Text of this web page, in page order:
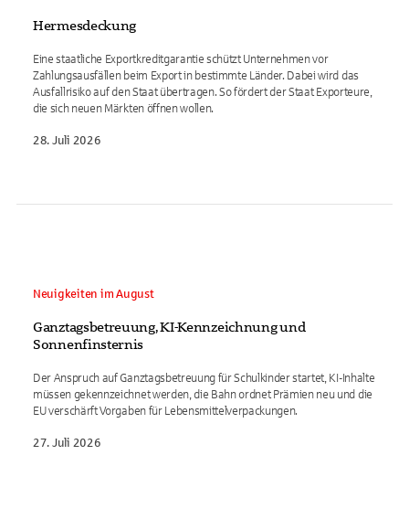
Hermesdeckung
Eine staatliche Exportkreditgarantie schützt Unternehmen vor
Zahlungsausfällen beim Export in bestimmte Länder. Dabei wird das
Ausfallrisiko auf den Staat übertragen. So fördert der Staat Exporteure,
die sich neuen Märkten öffnen wollen.
28. Juli 2026
Neuigkeiten im August
Ganztagsbetreuung, KI-Kennzeichnung und
Sonnenfinsternis
Der Anspruch auf Ganztagsbetreuung für Schulkinder startet, KI-Inhalte
müssen gekennzeichnet werden, die Bahn ordnet Prämien neu und die
EU verschärft Vorgaben für Lebensmittelverpackungen.
27. Juli 2026